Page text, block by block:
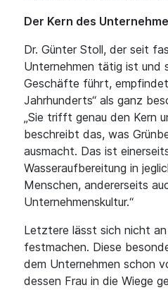
Der Kern des
Dr. Günter Stoll, der seit
Unternehmen tätig ist und
Geschäfte führt,
Jahrhunderts“ als ganz
„Sie trifft genau den Kern
beschreibt das, was
ausmacht. Das ist
Wasseraufbereitung in
Menschen, andererseits
Unternehmenskultur.“
Letztere lässt sich nicht an
festmachen. Diese
dem Unternehmen schon
dessen Frau in die Wiege